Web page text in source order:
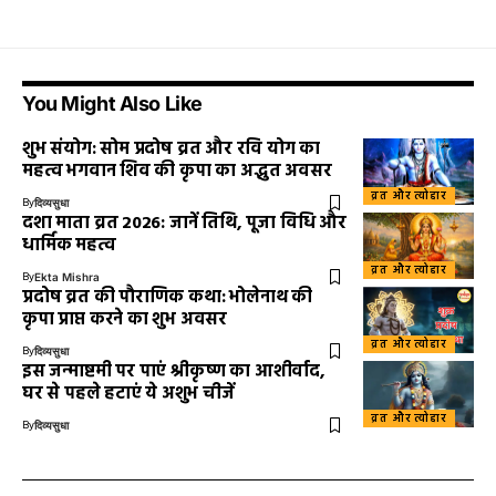
You Might Also Like
व्रत और त्योहार
शुभ संयोग: सोम प्रदोष व्रत और रवि योग का
महत्व भगवान शिव की कृपा का अद्भुत अवसर
Byदिव्यसुधा
व्रत और त्योहार
दशा माता व्रत 2026: जानें तिथि, पूजा विधि और
धार्मिक महत्व
ByEkta Mishra
व्रत और त्योहार
प्रदोष व्रत की पौराणिक कथा: भोलेनाथ की
कृपा प्राप्त करने का शुभ अवसर
Byदिव्यसुधा
व्रत और त्योहार
इस जन्माष्टमी पर पाएं श्रीकृष्ण का आशीर्वाद,
घर से पहले हटाएं ये अशुभ चीजें
Byदिव्यसुधा